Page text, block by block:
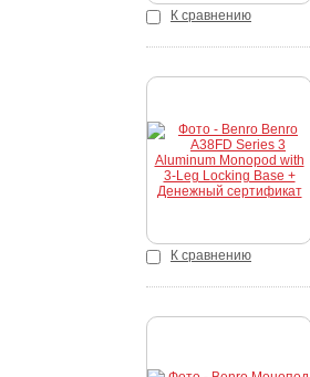
К сравнению
К сравнению
Купить